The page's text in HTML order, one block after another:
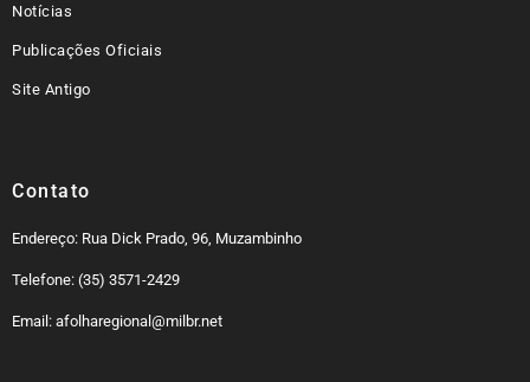
Notícias
Publicações Oficiais
Site Antigo
Contato
Endereço: Rua Dick Prado, 96, Muzambinho
Telefone: (35) 3571-2429
Email: afolharegional@milbr.net